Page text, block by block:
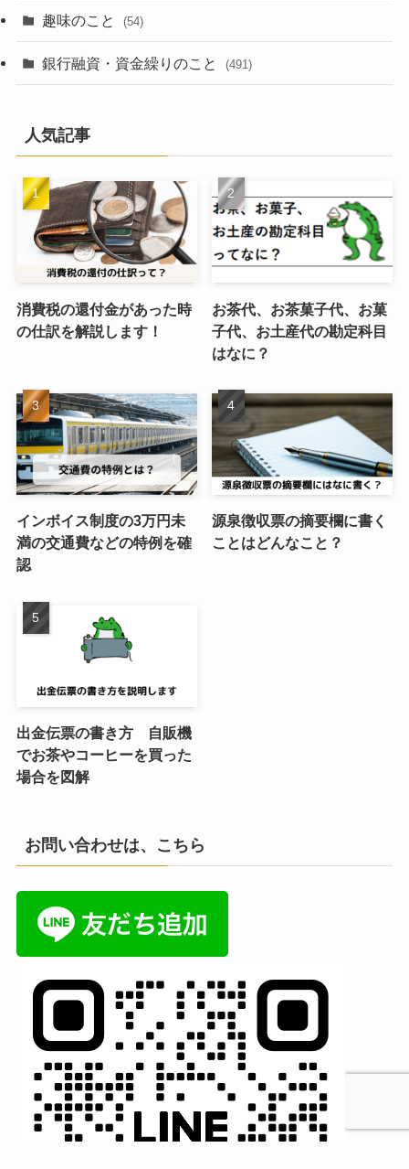
趣味のこと (54)
銀行融資・資金繰りのこと (491)
人気記事
消費税の還付金があった時
の仕訳を解説します！
お茶代、お茶菓子代、お菓
子代、お土産代の勘定科目
はなに？
インボイス制度の3万円未
満の交通費などの特例を確
認
源泉徴収票の摘要欄に書く
ことはどんなこと？
出金伝票の書き方 自販機
でお茶やコーヒーを買った
場合を図解
お問い合わせは、こちら